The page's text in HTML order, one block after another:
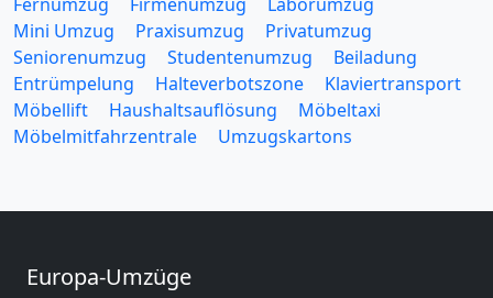
Mini Umzug
Praxisumzug
Privatumzug
Seniorenumzug
Studentenumzug
Beiladung
Entrümpelung
Halteverbotszone
Klaviertransport
Möbellift
Haushaltsauflösung
Möbeltaxi
Möbelmitfahrzentrale
Umzugskartons
Europa-Umzüge